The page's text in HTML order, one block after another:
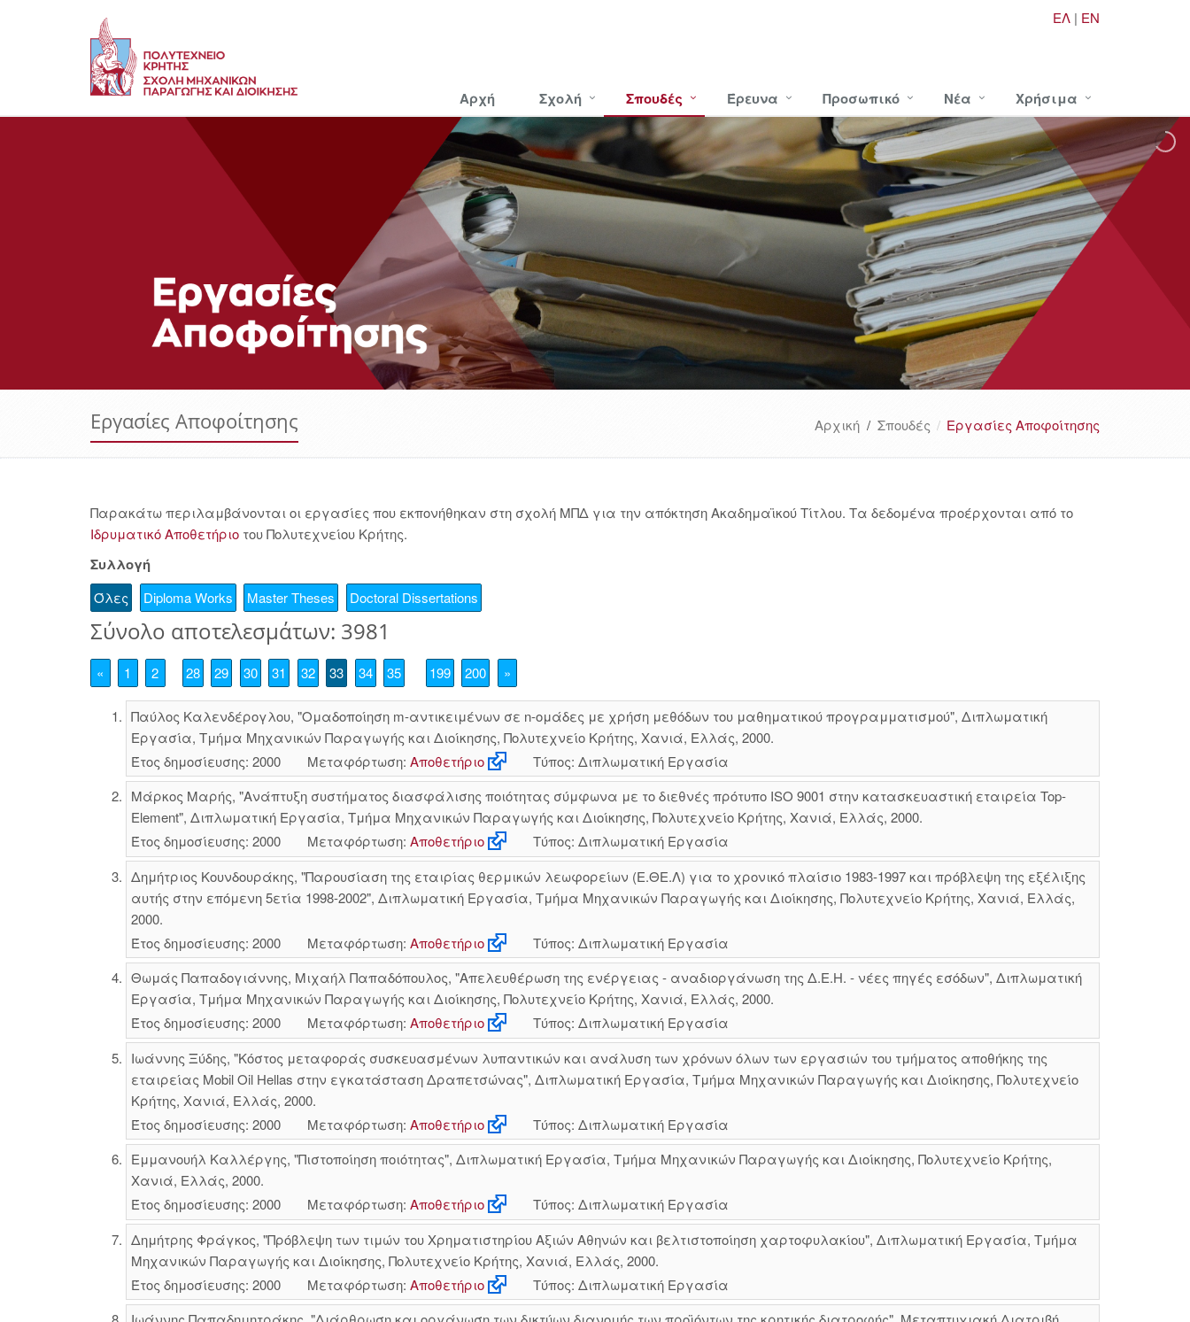
ΕΛ | EN
Αρχή Σχολή Σπουδές Έρευνα Προσωπικό Νέα Χρήσιμα
Εργασίες Αποφοίτησης Αρχική / Σπουδές Εργασίες Αποφοίτησης
Παρακάτω περιλαμβάνονται οι εργασίες που εκπονήθηκαν στη σχολή ΜΠΔ για την απόκτηση Ακαδημαϊκού Τίτλου. Τα δεδομένα προέρχονται από το
Ιδρυματικό Αποθετήριο του Πολυτεχνείου Κρήτης.
Συλλογή
Όλες Diploma Works Master Theses Doctoral Dissertations
Σύνολο αποτελεσμάτων: 3981
« 1 2 28 29 30 31 32 33 34 35 199 200 »
Παύλος Καλενδέρογλου, "Ομαδοποίηση m-αντικειμένων σε n-ομάδες με χρήση μεθόδων του μαθηματικού προγραμματισμού", Διπλωματική
Εργασία, Τμήμα Μηχανικών Παραγωγής και Διοίκησης, Πολυτεχνείο Κρήτης, Χανιά, Ελλάς, 2000.
Έτος δημοσίευσης: 2000
Μεταφόρτωση: Αποθετήριο
Τύπος: Διπλωματική Εργασία
Μάρκος Μαρής, "Ανάπτυξη συστήματος διασφάλισης ποιότητας σύμφωνα με το διεθνές πρότυπο ISO 9001 στην κατασκευαστική εταιρεία Top-
Element", Διπλωματική Εργασία, Τμήμα Μηχανικών Παραγωγής και Διοίκησης, Πολυτεχνείο Κρήτης, Χανιά, Ελλάς, 2000.
Έτος δημοσίευσης: 2000
Μεταφόρτωση: Αποθετήριο
Τύπος: Διπλωματική Εργασία
Δημήτριος Κουνδουράκης, "Παρουσίαση της εταιρίας θερμικών λεωφορείων (Ε.ΘΕ.Λ) για το χρονικό πλαίσιο 1983-1997 και πρόβλεψη της εξέλιξης
αυτής στην επόμενη 5ετία 1998-2002", Διπλωματική Εργασία, Τμήμα Μηχανικών Παραγωγής και Διοίκησης, Πολυτεχνείο Κρήτης, Χανιά, Ελλάς,
2000.
Έτος δημοσίευσης: 2000
Μεταφόρτωση: Αποθετήριο
Τύπος: Διπλωματική Εργασία
Θωμάς Παπαδογιάννης, Μιχαήλ Παπαδόπουλος, "Απελευθέρωση της ενέργειας - αναδιοργάνωση της Δ.Ε.Η. - νέες πηγές εσόδων", Διπλωματική
Εργασία, Τμήμα Μηχανικών Παραγωγής και Διοίκησης, Πολυτεχνείο Κρήτης, Χανιά, Ελλάς, 2000.
Έτος δημοσίευσης: 2000
Μεταφόρτωση: Αποθετήριο
Τύπος: Διπλωματική Εργασία
Ιωάννης Ξύδης, "Κόστος μεταφοράς συσκευασμένων λυπαντικών και ανάλυση των χρόνων όλων των εργασιών του τμήματος αποθήκης της
εταιρείας Mobil Oil Hellas στην εγκατάσταση Δραπετσώνας", Διπλωματική Εργασία, Τμήμα Μηχανικών Παραγωγής και Διοίκησης, Πολυτεχνείο
Κρήτης, Χανιά, Ελλάς, 2000.
Έτος δημοσίευσης: 2000
Μεταφόρτωση: Αποθετήριο
Τύπος: Διπλωματική Εργασία
Εμμανουήλ Καλλέργης, "Πιστοποίηση ποιότητας", Διπλωματική Εργασία, Τμήμα Μηχανικών Παραγωγής και Διοίκησης, Πολυτεχνείο Κρήτης,
Χανιά, Ελλάς, 2000.
Έτος δημοσίευσης: 2000
Μεταφόρτωση: Αποθετήριο
Τύπος: Διπλωματική Εργασία
Δημήτρης Φράγκος, "Πρόβλεψη των τιμών του Χρηματιστηρίου Αξιών Αθηνών και βελτιστοποίηση χαρτοφυλακίου", Διπλωματική Εργασία, Τμήμα
Μηχανικών Παραγωγής και Διοίκησης, Πολυτεχνείο Κρήτης, Χανιά, Ελλάς, 2000.
Έτος δημοσίευσης: 2000
Μεταφόρτωση: Αποθετήριο
Τύπος: Διπλωματική Εργασία